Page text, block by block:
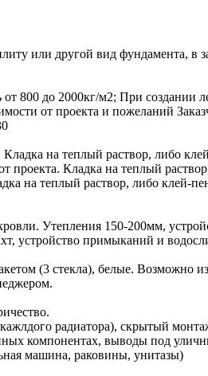
или другой вид фундамента, в
800 до 2000кг/м2; При создании
от проекта и пожеланий
на теплый раствор, либо
Кладка на теплый
на теплый раствор, либо клей-
Утепления 150-200мм,
устройство примыканий и
(3 стекла), белые. Возможно
радиатора), скрытый
компонентах, выводы под
машина, раковины, унитазы)